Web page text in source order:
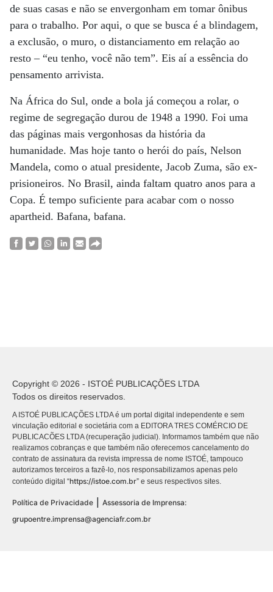
de suas casas e não se envergonham em tomar ônibus
para o trabalho. Por aqui, o que se busca é a blindagem,
a exclusão, o muro, o distanciamento em relação ao
resto – “eu tenho, você não tem”. Eis aí a essência do
pensamento arrivista.
Na África do Sul, onde a bola já começou a rolar, o
regime de segregação durou de 1948 a 1990. Foi uma
das páginas mais vergonhosas da história da
humanidade. Mas hoje tanto o herói do país, Nelson
Mandela, como o atual presidente, Jacob Zuma, são ex-
prisioneiros. No Brasil, ainda faltam quatro anos para a
Copa. É tempo suficiente para acabar com o nosso
apartheid. Bafana, bafana.
Copyright © 2026 - ISTOÉ PUBLICAÇÕES LTDA
Todos os direitos reservados.
A ISTOÉ PUBLICAÇÕES LTDA é um portal digital independente e sem
vinculação editorial e societária com a EDITORA TRES COMÉRCIO DE
PUBLICACÕES LTDA (recuperação judicial). Informamos também que não
realizamos cobranças e que também não oferecemos cancelamento do
contrato de assinatura da revista impressa de nome ISTOÉ, tampouco
autorizamos terceiros a fazê-lo, nos responsabilizamos apenas pelo
conteúdo digital “https://istoe.com.br” e seus respectivos sites.
Política de Privacidade
Assessoria de Imprensa:
grupoentre.imprensa@agenciafr.com.br